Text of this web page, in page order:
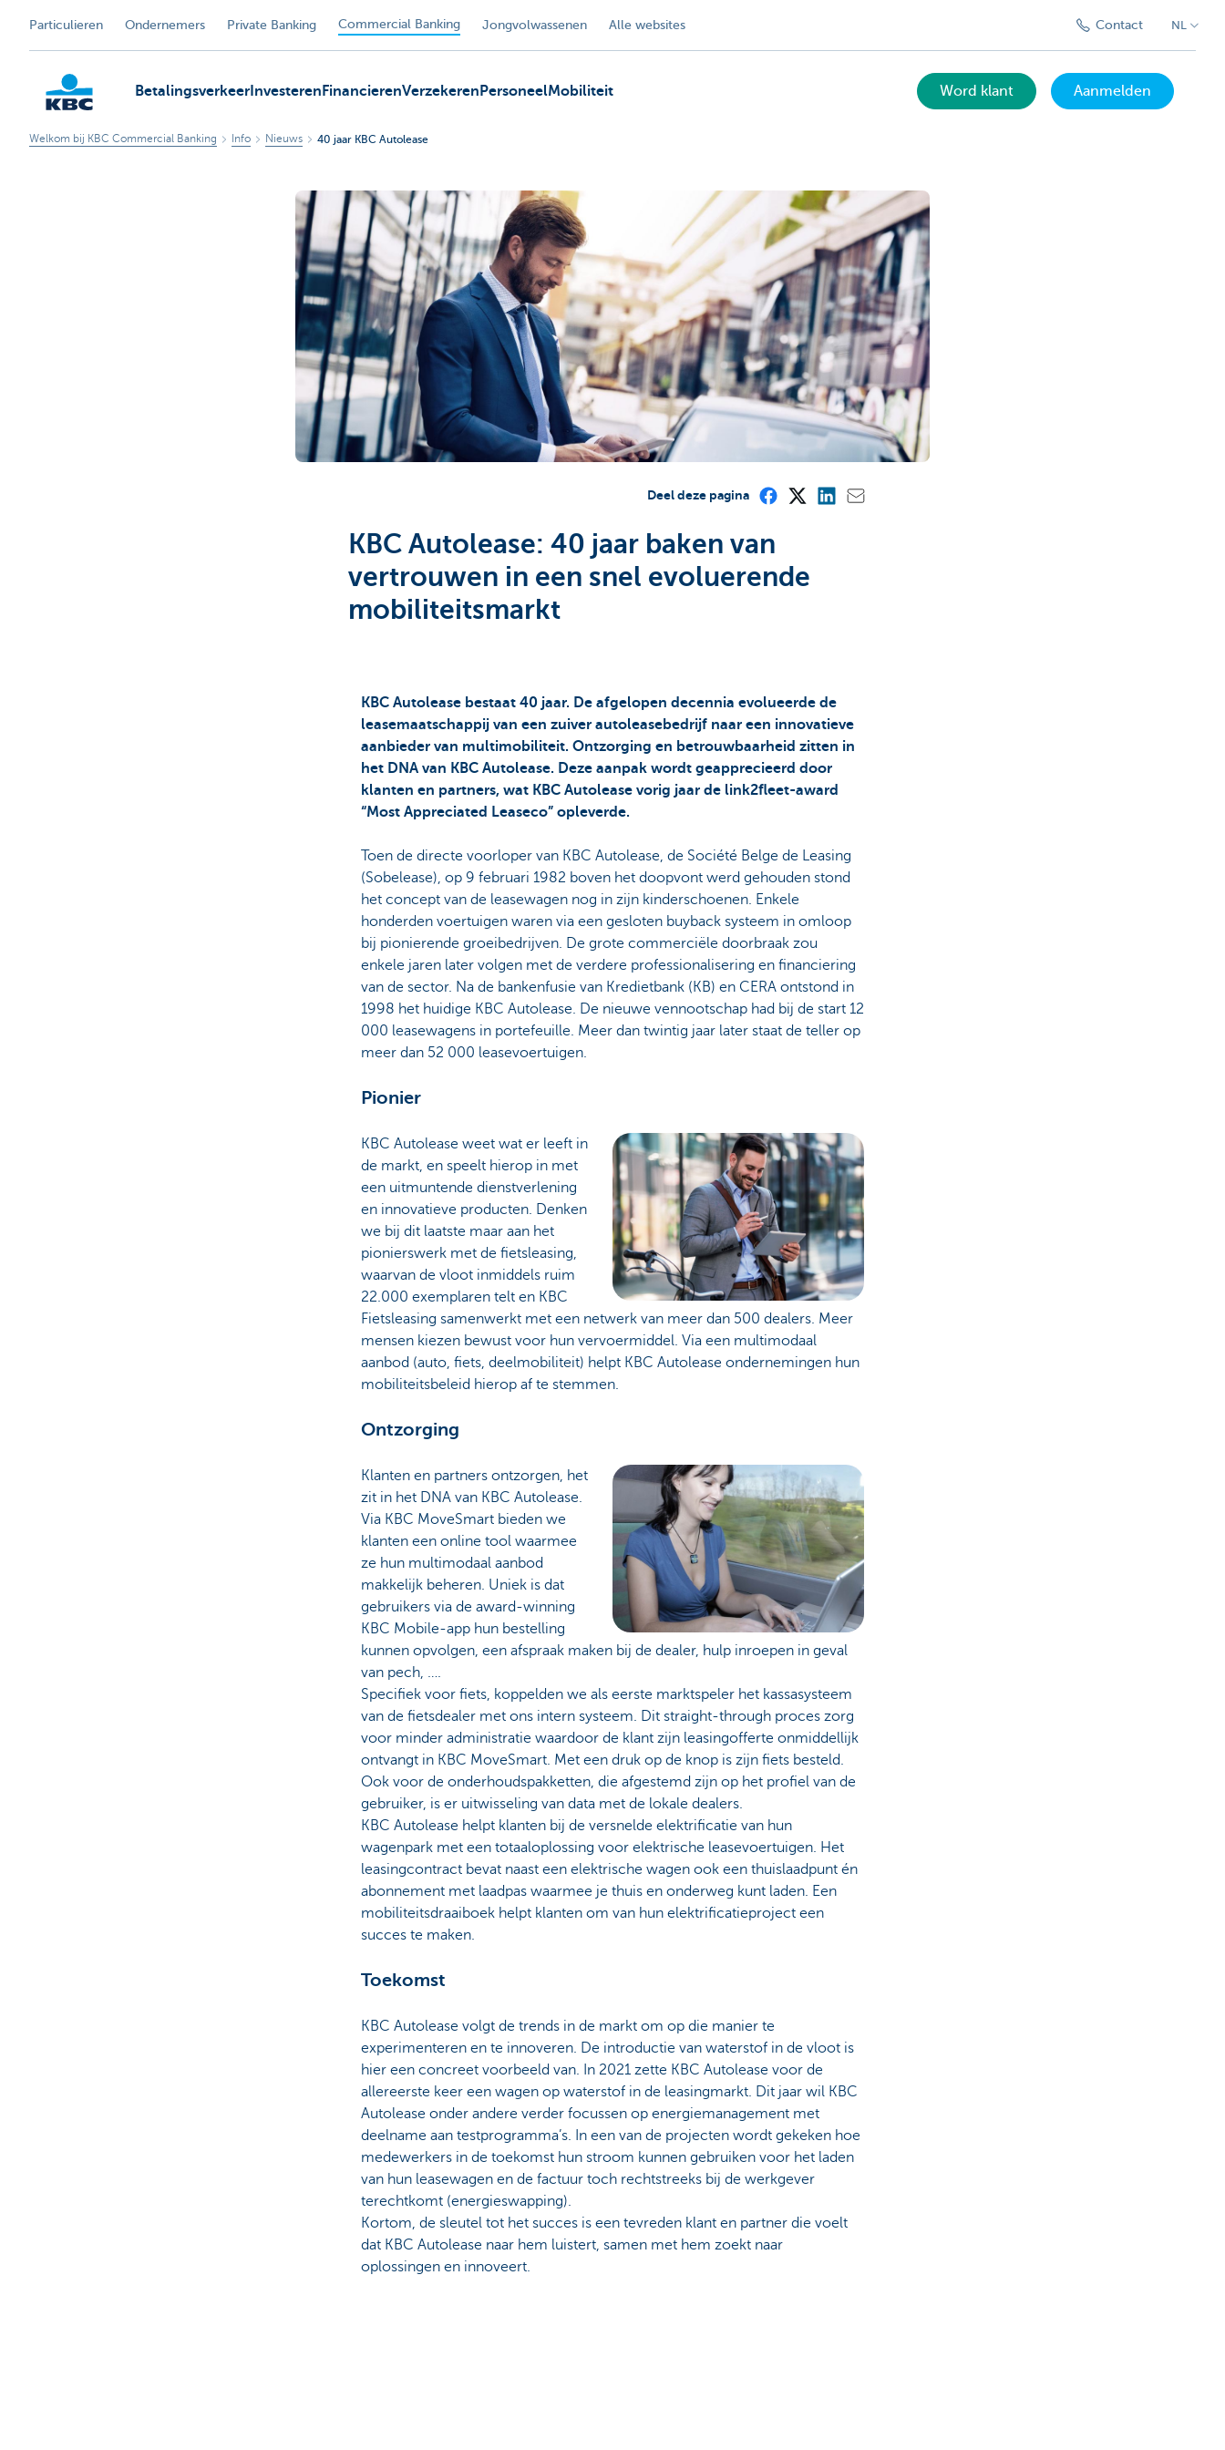
Particulieren Ondernemers Private Banking Commercial Banking Jongvolwassenen Alle websites Contact NL
Betalingsverkeer Investeren FinancierenVerzekeren PersoneelMobiliteit Word klant Aanmelden
Welkom bij KBC Commercial Banking Info Nieuws 40 jaar KBC Autolease
Deel deze pagina
KBC Autolease: 40 jaar baken van
vertrouwen in een snel evoluerende
mobiliteitsmarkt
KBC Autolease bestaat 40 jaar. De afgelopen decennia evolueerde de
leasemaatschappij van een zuiver autoleasebedrijf naar een innovatieve
aanbieder van multimobiliteit. Ontzorging en betrouwbaarheid zitten in
het DNA van KBC Autolease. Deze aanpak wordt geapprecieerd door
klanten en partners, wat KBC Autolease vorig jaar de link2fleet-award
“Most Appreciated Leaseco” opleverde.
Toen de directe voorloper van KBC Autolease, de Société Belge de Leasing
(Sobelease), op 9 februari 1982 boven het doopvont werd gehouden stond
het concept van de leasewagen nog in zijn kinderschoenen. Enkele
honderden voertuigen waren via een gesloten buyback systeem in omloop
bij pionierende groeibedrijven. De grote commerciële doorbraak zou
enkele jaren later volgen met de verdere professionalisering en financiering
van de sector. Na de bankenfusie van Kredietbank (KB) en CERA ontstond in
1998 het huidige KBC Autolease. De nieuwe vennootschap had bij de start 12
000 leasewagens in portefeuille. Meer dan twintig jaar later staat de teller op
meer dan 52 000 leasevoertuigen.
Pionier
KBC Autolease weet wat er leeft in
de markt, en speelt hierop in met
een uitmuntende dienstverlening
en innovatieve producten. Denken
we bij dit laatste maar aan het
pionierswerk met de fietsleasing,
waarvan de vloot inmiddels ruim
22.000 exemplaren telt en KBC
Fietsleasing samenwerkt met een netwerk van meer dan 500 dealers. Meer
mensen kiezen bewust voor hun vervoermiddel. Via een multimodaal
aanbod (auto, fiets, deelmobiliteit) helpt KBC Autolease ondernemingen hun
mobiliteitsbeleid hierop af te stemmen.
Ontzorging
Klanten en partners ontzorgen, het
zit in het DNA van KBC Autolease.
Via KBC MoveSmart bieden we
klanten een online tool waarmee
ze hun multimodaal aanbod
makkelijk beheren. Uniek is dat
gebruikers via de award-winning
KBC Mobile-app hun bestelling
kunnen opvolgen, een afspraak maken bij de dealer, hulp inroepen in geval
van pech, ….
Specifiek voor fiets, koppelden we als eerste marktspeler het kassasysteem
van de fietsdealer met ons intern systeem. Dit straight-through proces zorg
voor minder administratie waardoor de klant zijn leasingofferte onmiddellijk
ontvangt in KBC MoveSmart. Met een druk op de knop is zijn fiets besteld.
Ook voor de onderhoudspakketten, die afgestemd zijn op het profiel van de
gebruiker, is er uitwisseling van data met de lokale dealers.
KBC Autolease helpt klanten bij de versnelde elektrificatie van hun
wagenpark met een totaaloplossing voor elektrische leasevoertuigen. Het
leasingcontract bevat naast een elektrische wagen ook een thuislaadpunt én
abonnement met laadpas waarmee je thuis en onderweg kunt laden. Een
mobiliteitsdraaiboek helpt klanten om van hun elektrificatieproject een
succes te maken.
Toekomst
KBC Autolease volgt de trends in de markt om op die manier te
experimenteren en te innoveren. De introductie van waterstof in de vloot is
hier een concreet voorbeeld van. In 2021 zette KBC Autolease voor de
allereerste keer een wagen op waterstof in de leasingmarkt. Dit jaar wil KBC
Autolease onder andere verder focussen op energiemanagement met
deelname aan testprogramma’s. In een van de projecten wordt gekeken hoe
medewerkers in de toekomst hun stroom kunnen gebruiken voor het laden
van hun leasewagen en de factuur toch rechtstreeks bij de werkgever
terechtkomt (energieswapping).
Kortom, de sleutel tot het succes is een tevreden klant en partner die voelt
dat KBC Autolease naar hem luistert, samen met hem zoekt naar
oplossingen en innoveert.